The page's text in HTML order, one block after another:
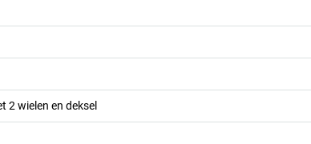
2 wielen en deksel